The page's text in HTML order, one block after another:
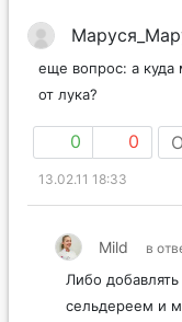
еще вопрос: а куда
от лука?
0 0
13.02.11 18:33
Mild в
Либо
сельдереем и